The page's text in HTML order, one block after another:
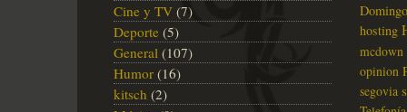
Cine y TV (7)
Deporte (5)
General (107)
Humor (16)
kitsch (2)
Domingo
hosting
mcdown
opinion
segovia